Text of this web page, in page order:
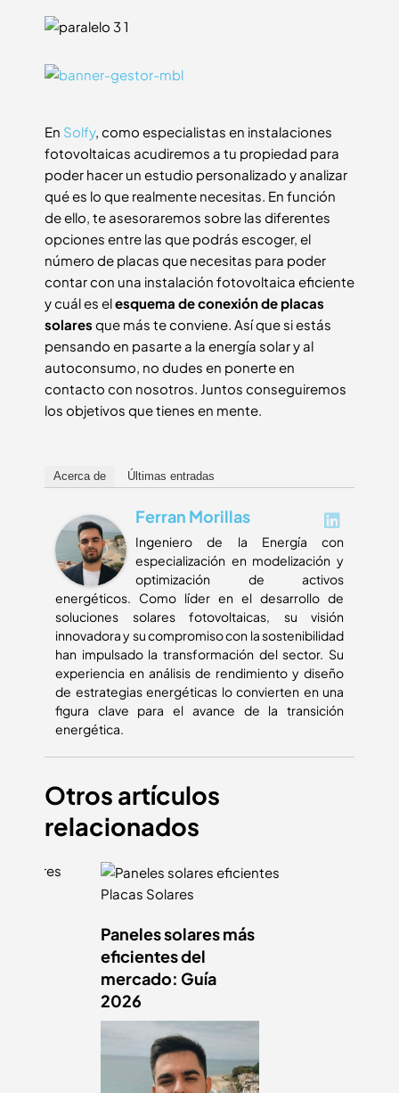
En Solfy, como especialistas en instalaciones
fotovoltaicas acudiremos a tu propiedad para
poder hacer un estudio personalizado y analizar
qué es lo que realmente necesitas. En función
de ello, te asesoraremos sobre las diferentes
opciones entre las que podrás escoger, el
número de placas que necesitas para poder
contar con una instalación fotovoltaica eficiente
y cuál es elesquema de conexión de placas
solares que más te conviene. Así que si estás
pensando en pasarte a la energía solar y al
autoconsumo, no dudes en ponerte en
contacto con nosotros. Juntos conseguiremos
los objetivos que tienes en mente.
Acerca de Últimas entradas
Ferran Morillas
Ingeniero de la Energía con
especialización en modelización y
optimización de activos
energéticos. Como líder en el desarrollo de
soluciones solares fotovoltaicas, su visión
innovadora y su compromiso con la sostenibilidad
han impulsado la transformación del sector. Su
experiencia en análisis de rendimiento y diseño
de estrategias energéticas lo convierten en una
figura clave para el avance de la transición
energética.
Otros artículos
relacionados
Placas Solares
Paneles solares más
eficientes del
mercado: Guía
2026